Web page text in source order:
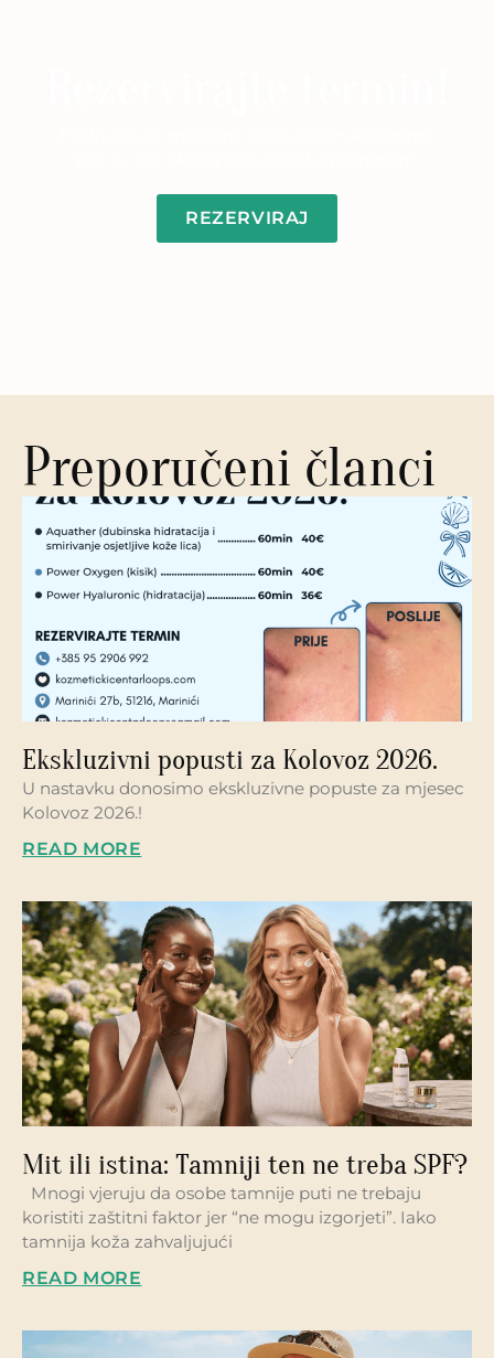
REZERVIRAJ
Preporučeni članci
Ekskluzivni popusti za Kolovoz 2026.
U nastavku donosimo ekskluzivne popuste za mjesec
Kolovoz 2026.!
READ MORE
Mit ili istina: Tamniji ten ne treba SPF?
Mnogi vjeruju da osobe tamnije puti ne trebaju
koristiti zaštitni faktor jer “ne mogu izgorjeti”. Iako
tamnija koža zahvaljujući
READ MORE